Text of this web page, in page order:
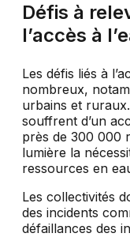
Défis à
l’accès à
Les défis liés à
nombreux,
urbains et
souffrent d’un
près de 300 000
lumière la
ressources en
Les collectivités
des incidents
défaillances des